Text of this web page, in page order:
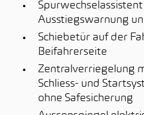
Ausstiegswarnung
Schiebetür auf der
Beifahrerseite
Zentralverriegelung
Schliess- und
ohne Safesicherung